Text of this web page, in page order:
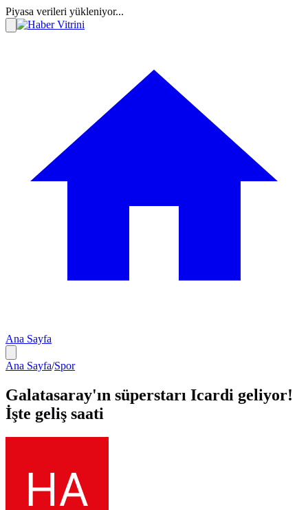
Piyasa verileri yükleniyor...
Ana Sayfa
Ana Sayfa/Spor
Galatasaray'ın süperstarı Icardi geliyor!
İşte geliş saati